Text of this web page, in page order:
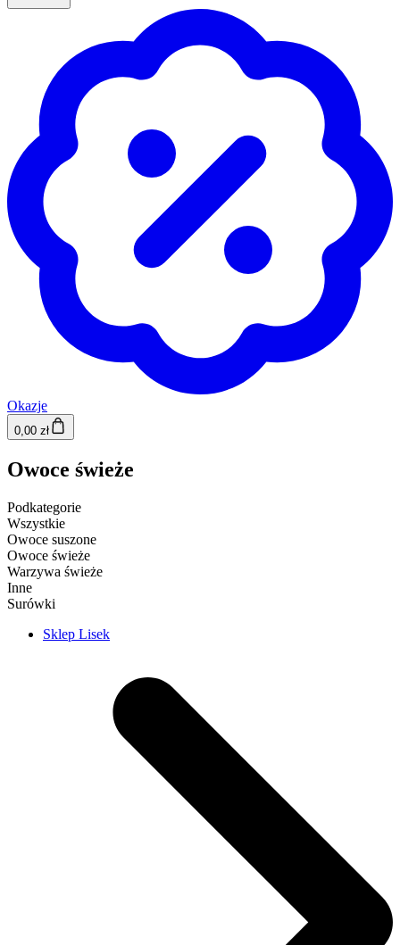
Okazje
0,00 zł
Owoce świeże
Podkategorie
Wszystkie
Owoce suszone
Owoce świeże
Warzywa świeże
Inne
Surówki
Sklep Lisek